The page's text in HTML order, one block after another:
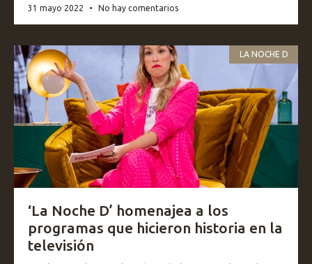
31 mayo 2022 No hay comentarios
LA NOCHE D
‘La Noche D’ homenajea a los
programas que hicieron historia en la
televisión